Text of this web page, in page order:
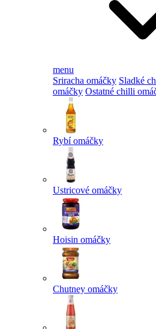
menu
Sriracha omáčky Sladké
omáčky Ostatné chilli
Rybí omáčky
Ustricové omáčky
Hoisin omáčky
Chutney omáčky